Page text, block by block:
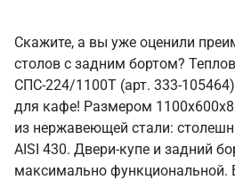
Скажите, а вы уже оценили
столов с задним бортом?
СПС-224/1100Т (арт. 333-
для кафе! Размером
из нержавеющей стали:
AISI 430. Двери-купе и задний
максимально функциональной.